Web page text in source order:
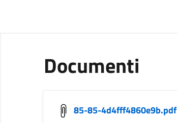
Documenti
85-85-4d4fff4860e9b.pdf